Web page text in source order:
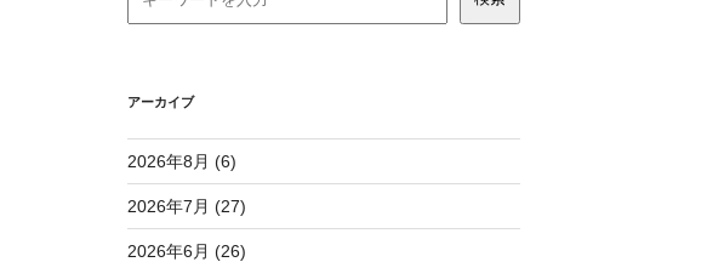
アーカイブ
2026年8月 (6)
2026年7月 (27)
2026年6月 (26)